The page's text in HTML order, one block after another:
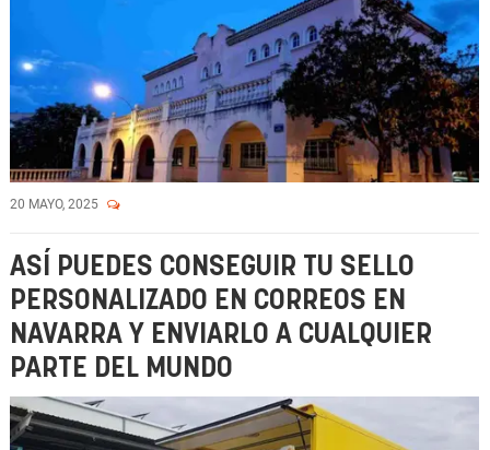
20 MAYO, 2025
ASÍ PUEDES CONSEGUIR TU SELLO
PERSONALIZADO EN CORREOS EN
NAVARRA Y ENVIARLO A CUALQUIER
PARTE DEL MUNDO